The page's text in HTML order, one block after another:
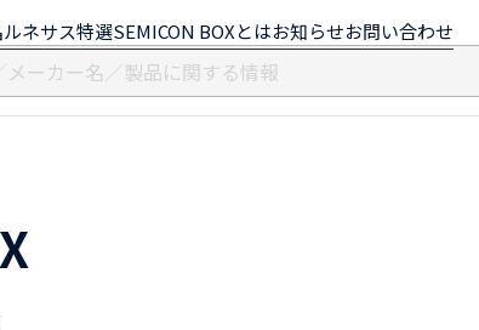
ルネサス特選SEMICON BOXとはお知らせお問い合わせ